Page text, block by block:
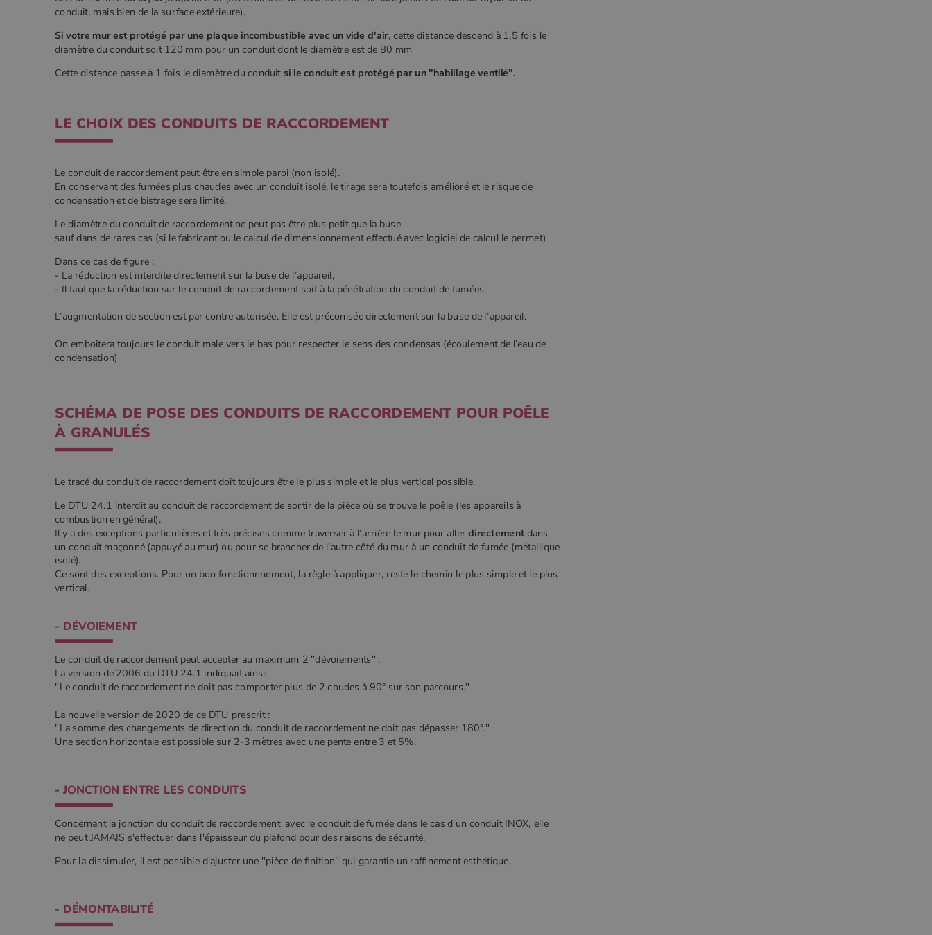
conduit, mais bien de la surface extérieure).
Si votre mur est protégé par une plaque incombustible avec un vide d'air, cette distance descend à 1,5 fois le
diamètre du conduit soit 120 mm pour un conduit dont le diamètre est de 80 mm
Cette distance passe à 1 fois le diamètre du conduit si le conduit est protégé par un "habillage ventilé".
LE CHOIX DES CONDUITS DE RACCORDEMENT
Le conduit de raccordement peut être en simple paroi (non isolé).
En conservant des fumées plus chaudes avec un conduit isolé, le tirage sera toutefois amélioré et le risque de
condensation et de bistrage sera limité.
Le diamètre du conduit de raccordement ne peut pas être plus petit que la buse
sauf dans de rares cas (si le fabricant ou le calcul de dimensionnement effectué avec logiciel de calcul le permet)
Dans ce cas de figure :
- La réduction est interdite directement sur la buse de l’appareil,
- Il faut que la réduction sur le conduit de raccordement soit à la pénétration du conduit de fumées.
L’augmentation de section est par contre autorisée. Elle est préconisée directement sur la buse de l’appareil.
On emboitera toujours le conduit male vers le bas pour respecter le sens des condensas (écoulement de l’eau de
condensation)
SCHÉMA DE POSE DES CONDUITS DE RACCORDEMENT POUR POÊLE
À GRANULÉS
Le tracé du conduit de raccordement doit toujours être le plus simple et le plus vertical possible.
Le DTU 24.1 interdit au conduit de raccordement de sortir de la pièce où se trouve le poêle (les appareils à
combustion en général).
Il y a des exceptions particulières et très précises comme traverser à l’arrière le mur pour aller directement dans
un conduit maçonné (appuyé au mur) ou pour se brancher de l’autre côté du mur à un conduit de fumée (métallique
isolé).
Ce sont des exceptions. Pour un bon fonctionnnement, la règle à appliquer, reste le chemin le plus simple et le plus
vertical.
- DÉVOIEMENT
Le conduit de raccordement peut accepter au maximum 2 "dévoiements" .
La version de 2006 du DTU 24.1 indiquait ainsi:
"Le conduit de raccordement ne doit pas comporter plus de 2 coudes à 90° sur son parcours."
La nouvelle version de 2020 de ce DTU prescrit :
"La somme des changements de direction du conduit de raccordement ne doit pas dépasser 180°."
Une section horizontale est possible sur 2-3 mètres avec une pente entre 3 et 5%.
- JONCTION ENTRE LES CONDUITS
Concernant la jonction du conduit de raccordement avec le conduit de fumée dans le cas d'un conduit INOX, elle
ne peut JAMAIS s'effectuer dans l'épaisseur du plafond pour des raisons de sécurité.
Pour la dissimuler, il est possible d'ajuster une "pièce de finition" qui garantie un raffinement esthétique.
- DÉMONTABILITÉ